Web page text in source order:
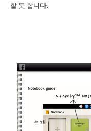
할 듯 합니다.